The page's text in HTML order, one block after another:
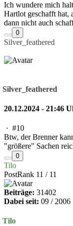
Ich wundere mich
Hartlot geschafft hat,
dann nicht auch
0
Silver_feathered
Silver_feathered
20.12.2024 - 21:46
· #10
Btw, der Brenner
"größere" Sachen
0
Tilo
PostRank 11 / 11
Beiträge: 31402
Dabei seit: 09 / 2006
Tilo